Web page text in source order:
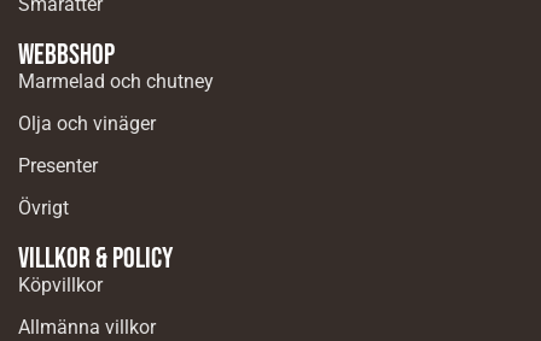
Webbshop
Marmelad och chutney
Olja och vinäger
Presenter
Övrigt
Villkor & Policy
Köpvillkor
Allmänna villkor